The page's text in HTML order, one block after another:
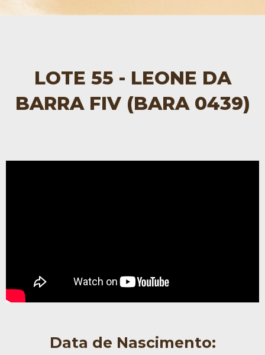
LOTE 55 - LEONE DA
BARRA FIV (BARA 0439)
Data de Nascimento: